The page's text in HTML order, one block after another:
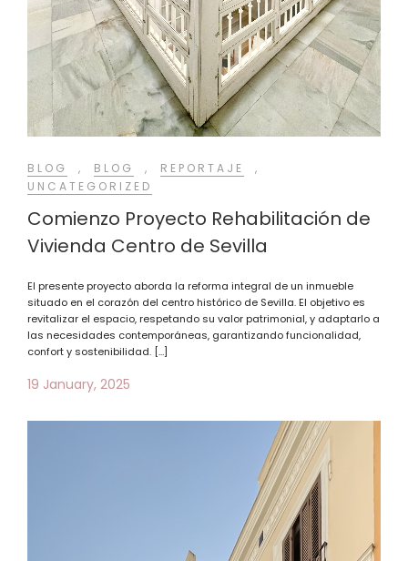
BLOG , BLOG , REPORTAJE
,
UNCATEGORIZED
Comienzo Proyecto Rehabilitación de
Vivienda Centro de Sevilla
El presente proyecto aborda la reforma integral de un inmueble
situado en el corazón del centro histórico de Sevilla. El objetivo es
revitalizar el espacio, respetando su valor patrimonial, y adaptarlo a
las necesidades contemporáneas, garantizando funcionalidad,
confort y sostenibilidad. […]
19 January, 2025